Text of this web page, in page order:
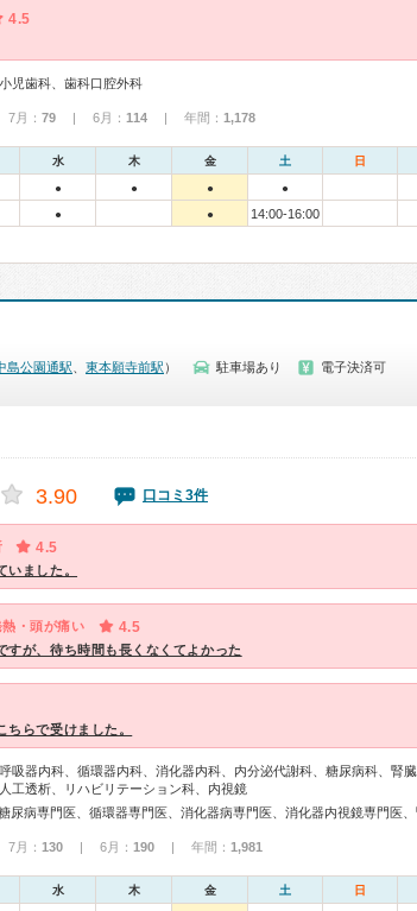
4.5
児歯科、歯科口腔外科
月： 79 | 6月： 114 | 年間： 1,178
水 木 金 土 日
● ● ● ●
● ● 14:00-16:00
島公園通駅 東本願寺前駅 ） 駐車場あり
電子決済可
3.90 口コミ3件
4.5
いました。
熱・頭が痛い 4.5
すが、待ち時間も長くなくてよかった
ちらで受けました。
吸器内科、循環器内科、消化器内科、内分泌代謝科、糖尿病科、腎臓
工透析、リハビリテーション科、内視鏡
月： 130 | 6月： 190 | 年間： 1,981
水 木 金 土 日